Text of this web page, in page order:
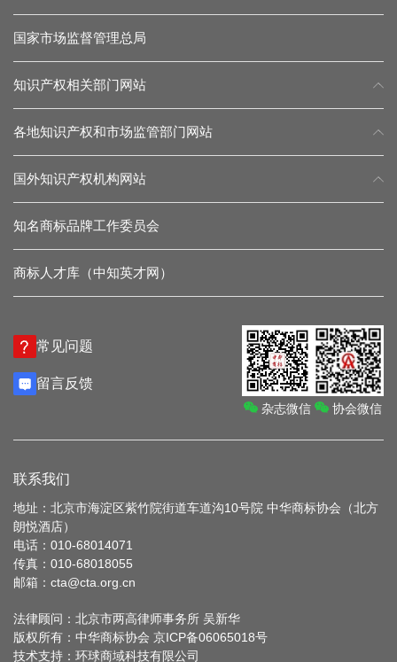
国家市场监督管理总局
知识产权相关部门网站
各地知识产权和市场监管部门网站
国外知识产权机构网站
知名商标品牌工作委员会
商标人才库（中知英才网）
联系我们
地址：北京市海淀区紫竹院街道车道沟10号院 中华商标协会（北方
朗悦酒店）
电话：010-68014071
传真：010-68018055
邮箱：cta@cta.org.cn
法律顾问：北京市两高律师事务所 吴新华
版权所有：中华商标协会 京ICP备06065018号
技术支持： 环球商域科技有限公司
协会微信
杂志微信
常见问题
留言反馈